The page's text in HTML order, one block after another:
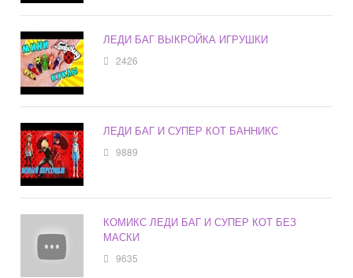
ЛЕДИ БАГ ВЫКРОЙКА ИГРУШКИ
2426
ЛЕДИ БАГ И СУПЕР КОТ БАННИКС
9889
КОМИКС ЛЕДИ БАГ И СУПЕР КОТ БЕЗ
МАСКИ
9635